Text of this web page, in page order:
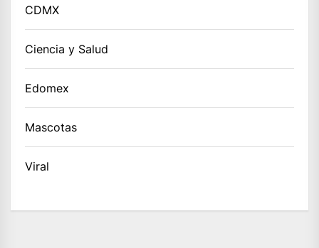
CDMX
Ciencia y Salud
Edomex
Mascotas
Viral